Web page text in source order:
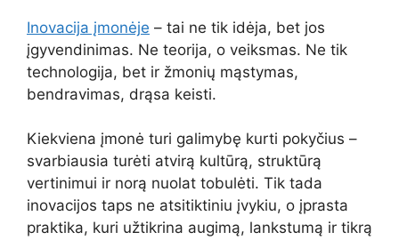
Inovacija įmonėje – tai ne tik idėja, bet jos
įgyvendinimas. Ne teorija, o veiksmas. Ne tik
technologija, bet ir žmonių mąstymas,
bendravimas, drąsa keisti.
Kiekviena įmonė turi galimybę kurti pokyčius –
svarbiausia turėti atvirą kultūrą, struktūrą
vertinimui ir norą nuolat tobulėti. Tik tada
inovacijos taps ne atsitiktiniu įvykiu, o įprasta
praktika, kuri užtikrina augimą, lankstumą ir tikrą